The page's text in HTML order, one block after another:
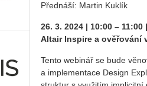
Před­ná­ší: Mar­tin Kuklík
26. 3. 2024 | 10:00 – 11:00
Al­tair In­spi­re a ově­řo­vá­ní
Tento webi­nář se bude
a im­ple­men­ta­ce De­sign